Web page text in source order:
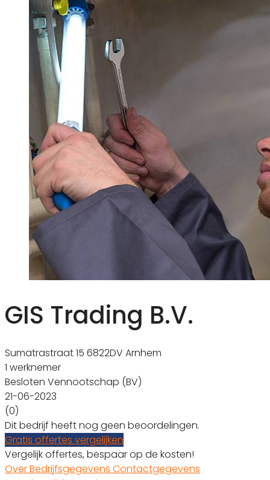
GIS Trading B.V.
Sumatrastraat 15 6822DV Arnhem
1 werknemer
Besloten Vennootschap (BV)
21-06-2023
(0)
Dit bedrijf heeft nog geen beoordelingen.
Gratis offertes vergelijken
Vergelijk offertes, bespaar op de kosten!
OverBedrijfsgegevens Contactgegevens